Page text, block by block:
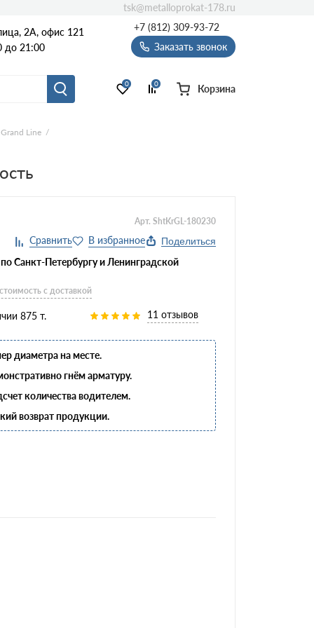
2А, офис 121
до 21:00
+7 (812) 309-93-72
Заказать звонок
0 0 Корзина
tsk@metalloprokat-178.ru
Line
Арт. ShtKrGL-180230
Поделиться
Санкт-Петербургу и Ленинградской
с доставкой
875 т. 11 отзывов
диаметра на месте.
гнём арматуру.
количества водителем.
возврат продукции.